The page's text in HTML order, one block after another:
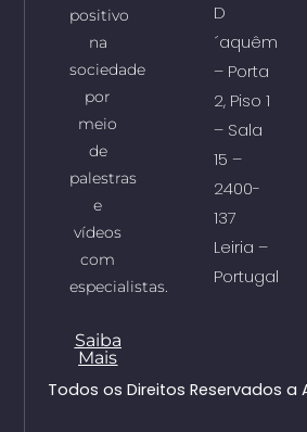
positivo
na
sociedade
por
meio
de
palestras
e
vídeos
com
especialistas.
Saiba
Mais
D
´aquêm
– Porta
2, Piso 1
– Sala
15 –
2400-
137
Leiria –
Portugal
Todos os Direitos Reservados a